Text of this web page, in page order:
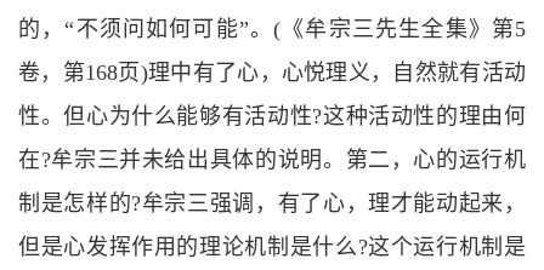
的， “不须问如何可能”。( 《牟宗三先生全集》第5
卷，第168页)理中有了心，心悦理义，自然就有活动
性。但心为什么能够有活动性?这种活动性的理由何
在?牟宗三并未给出具体的说明。第二，心的运行机
制是怎样的?牟宗三强调，有了心，理才能动起来，
但是心发挥作用的理论机制是什么?这个运行机制是